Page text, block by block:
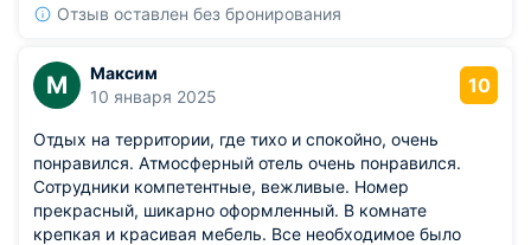
и как согреться после купания. Кормили неплохо.
Отзыв оставлен без бронирования
М
Максим
10 января 2025
10
Отдых на территории, где тихо и спокойно, очень
понравился. Атмосферный отель очень понравился.
Сотрудники компетентные, вежливые. Номер
прекрасный, шикарно оформленный. В комнате
крепкая и красивая мебель. Все необходимое было